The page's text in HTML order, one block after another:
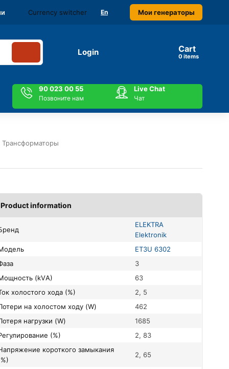
Currency switcher En Мои генераторы
Login Cart
items
90 023 00 55
Позвоните нам
Live Chat
Чат
Product information
Бренд
ELEKTRA
Elektronik
Модель
ET3U 6302
Фаза
3
Мощность (kVА)
63
Ток холостого хода (%)
2, 5
Потери на холостом ходу (W)
462
Потеря нагрузки (W)
1685
Регулирование (%)
2, 83
замыкания
2, 65